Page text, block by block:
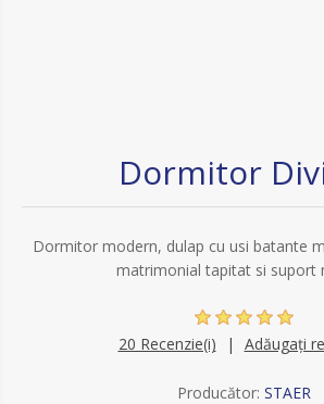
Dormitor
Dormitor modern, dulap cu usi batante
matrimonial tapitat si suport
20 Recenzie(i) Adăugați
Producător: STAER